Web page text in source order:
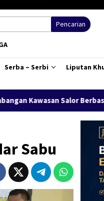
Pencarian
Serba – Serbi
Liputan
Potensi Lokal Bank
Sabu